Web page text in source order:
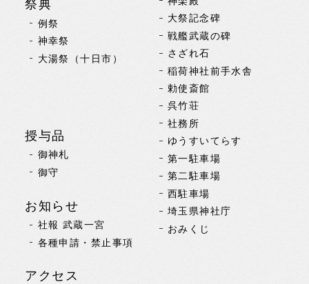
祭典
例祭
神幸祭
大湯祭（十日市）
授与品
御神札
御守
お知らせ
社報 武蔵一宮
各種申請・禁止事項
アクセス
大祭記念碑
戦艦武蔵の碑
さざれ石
稲荷神社前手水舎
勅使斎館
呉竹荘
社務所
ゆうすいてらす
第一駐車場
第二駐車場
西駐車場
埼玉県神社庁
おみくじ